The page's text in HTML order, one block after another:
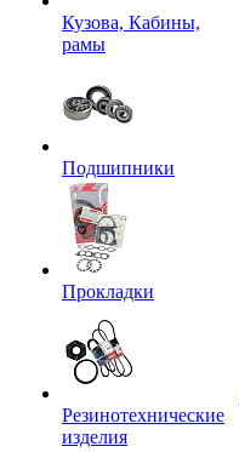
Кузова, Кабины,
рамы
Подшипники
Прокладки
Резинотехнические
изделия